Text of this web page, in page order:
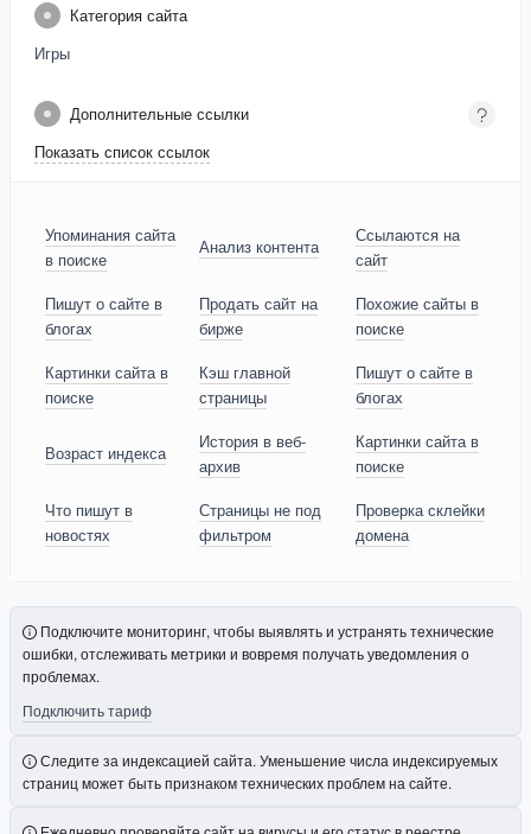
Категория сайта
Игры
Дополнительные ссылки
Показать список ссылок
Упоминания сайта
в поиске
Анализ контента
Ссылаются на
сайт
Пишут о сайте в
блогах
Продать сайт на
бирже
Похожие сайты в
поиске
Картинки сайта в
поиске
Кэш главной
страницы
Пишут о сайте в
блогах
Возраст индекса
История в веб-
архив
Картинки сайта в
поиске
Что пишут в
новостях
Страницы не под
фильтром
Проверка склейки
домена
Подключите мониторинг, чтобы выявлять и устранять технические
ошибки, отслеживать метрики и вовремя получать уведомления о
проблемах.
Подключить тариф
Следите за индексацией сайта. Уменьшение числа индексируемых
страниц может быть признаком технических проблем на сайте.